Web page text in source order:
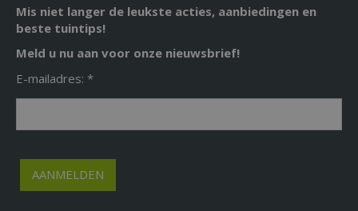
Mis niet langer de leukste acties, aanbiedingen en
beste tuintips!
Meld u nu aan voor onze nieuwsbrief!
E-mailadres: *